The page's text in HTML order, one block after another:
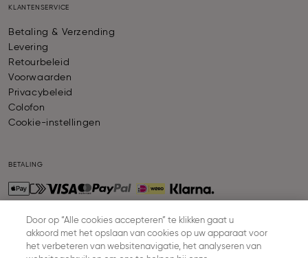
KLANTENSERVICE
Betaling & Verzending
Levering
Retourbeleid
Voorwaarden
Privacybeleid
Colofon
Cookie-instellingen
BETALING
VERZENDING
Door op “Alle cookies accepteren” te klikken gaat u
akkoord met het opslaan van cookies op uw apparaat voor
het verbeteren van websitenavigatie, het analyseren van